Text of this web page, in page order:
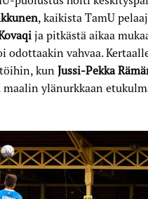
, kaikista TamU
ja pitkästä aikaa
odottaakin vahvaa.
kunJussi-Pekka
ylänurkkaan